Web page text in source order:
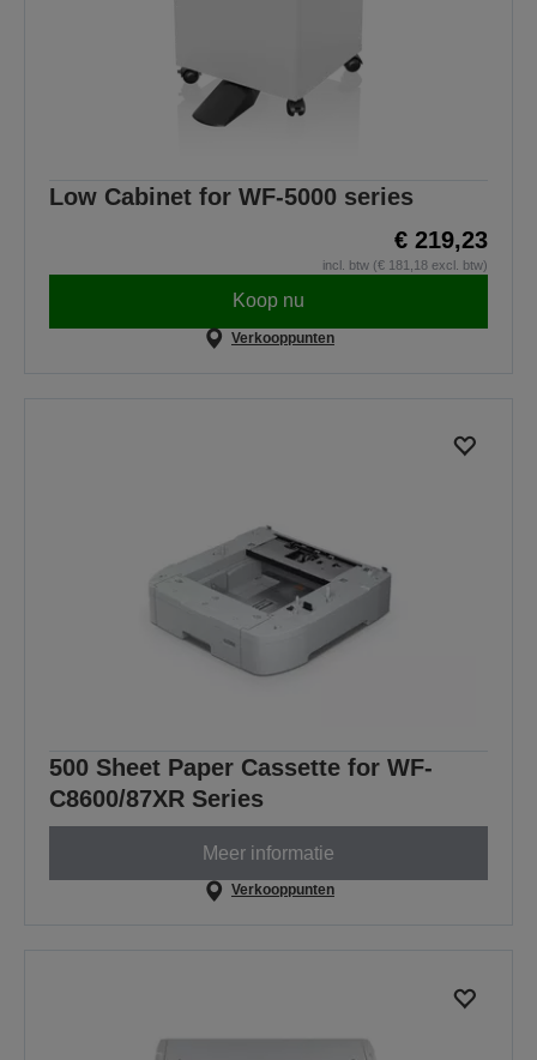
Low Cabinet for WF-5000 series
€ 219,23
incl. btw (€ 181,18 excl. btw)
Koop nu
Verkooppunten
500 Sheet Paper Cassette for WF-
C8600/87XR Series
Meer informatie
Verkooppunten